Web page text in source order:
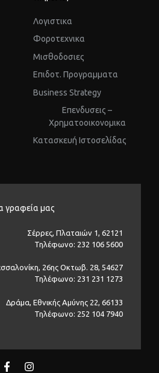
Λογιστικα
Φοροτεχνικα
Μισθοδοσιες
Επιδοτ. Προγραμματα
Business Strategy
Επενδυσεις –
Χρηματοοικονομικα
Kατασκευή Ιστοσελίδας
γραφεία μας
Σέρρες, Πλαταιών 1, 62121
Τηλέφωνο: 232 106 5600
26ης Οκτωβ. 28, 54627
Τηλέφωνο: 231 231 1273
Δράμα, Εθνικής Αμύνης 22, 66133
Τηλέφωνο: 252 104 7940